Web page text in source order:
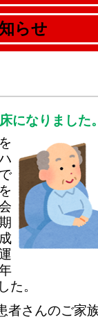
らせ
になりました
た。
者さんのご家